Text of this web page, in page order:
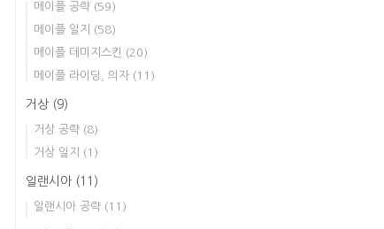
메이플 공략 (59)
메이플 일지
(58)
메이플 데미지스킨 (20)
메이플 라이딩, 의자 (11)
거상 (9)
거상 공략 (8)
거상 일지
(1)
일랜시아 (11)
일랜시아 공략 (11)